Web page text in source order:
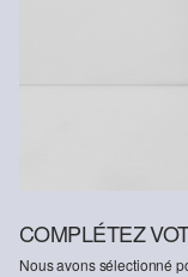
Contient du
recyclé, fabriqué à
que les bouteilles en
COMPLÉTEZ
Nous avons sélectionné